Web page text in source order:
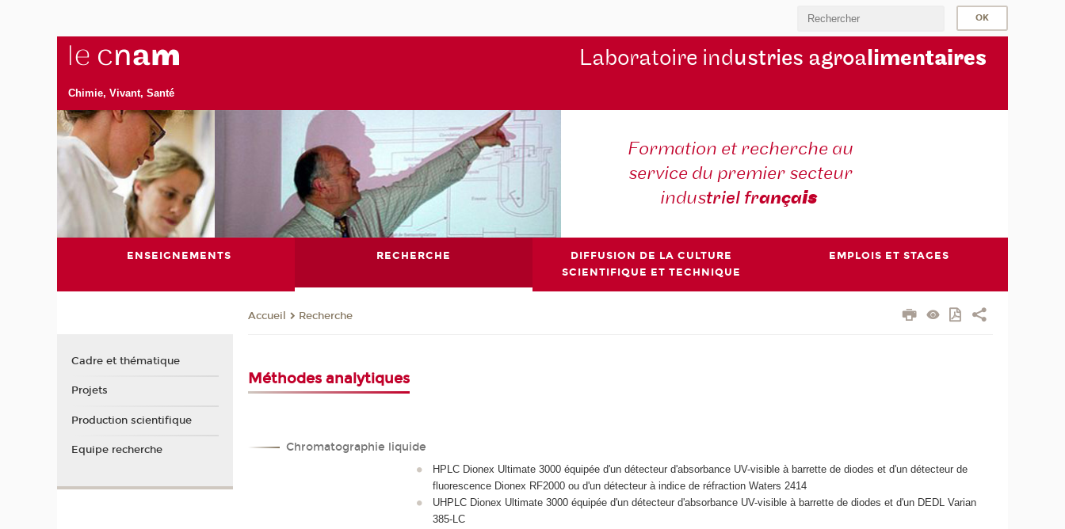
Chimie, Vivant, Santé
Laboratoire industries agroalimentaires
Formation et recherche au
service du premier secteur
industriel français
ENSEIGNEMENTS RECHERCHE
DIFFUSION DE LA CULTURE
SCIENTIFIQUE ET TECHNIQUE
EMPLOIS ET STAGES
Accueil Recherche
Méthodes analytiques
Chromatographie liquide
HPLC Dionex Ultimate 3000 équipée d'un détecteur d'absorbance UV-visible à barrette de diodes et d'un détecteur de
fluorescence Dionex RF2000 ou d'un détecteur à indice de réfraction Waters 2414
UHPLC Dionex Ultimate 3000 équipée d'un détecteur d'absorbance UV-visible à barrette de diodes et d'un DEDL Varian
385-LC
Cadre et thématique
Projets
Production scientifique
Equipe recherche